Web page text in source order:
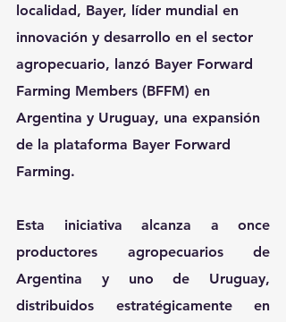
localidad, Bayer, líder mundial en
innovación y desarrollo en el sector
agropecuario, lanzó Bayer Forward
Farming Members (BFFM) en
Argentina y Uruguay, una expansión
de la plataforma Bayer Forward
Farming.
Esta iniciativa alcanza a once
productores agropecuarios de
Argentina y uno de Uruguay,
distribuidos estratégicamente en